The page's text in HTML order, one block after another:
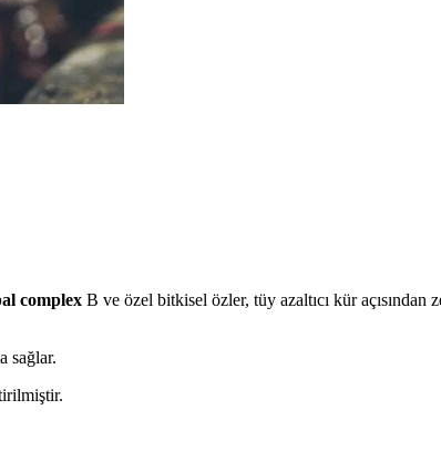
complex B ve özel bitkisel özler, tüy azaltıcı kür
sağlar.